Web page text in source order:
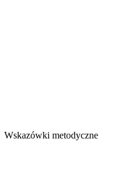
Wskazówki metodyczne